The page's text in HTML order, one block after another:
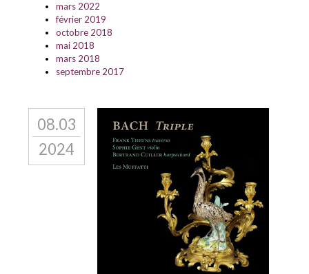
08.03
2024
mars 2022
février 2019
octobre 2018
mai 2018
mars 2018
septembre 2017